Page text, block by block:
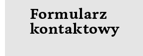
Formularz
kontaktowy